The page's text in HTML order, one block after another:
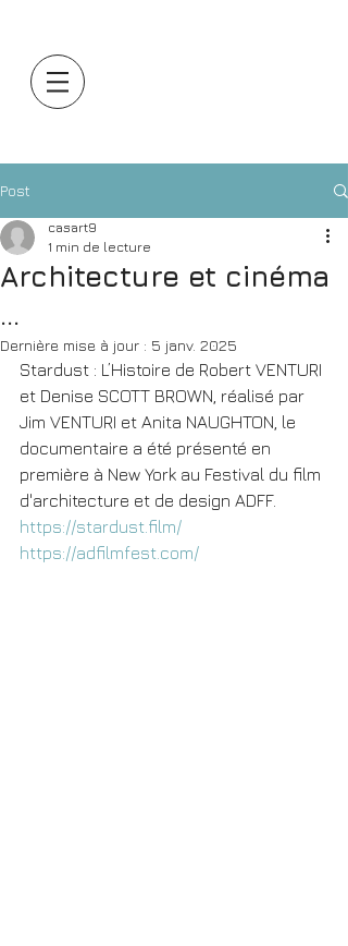
Post
Architecture et cinéma
...
casart9
1 min de lecture
Dernière mise à jour : 5 janv. 2025
Stardust : L’Histoire de Robert VENTURI
et Denise SCOTT BROWN, réalisé par
Jim VENTURI et Anita NAUGHTON, le
documentaire a été présenté en
première à New York au Festival du film
d'architecture et de design ADFF.
https://stardust.film/
https://adfilmfest.com/